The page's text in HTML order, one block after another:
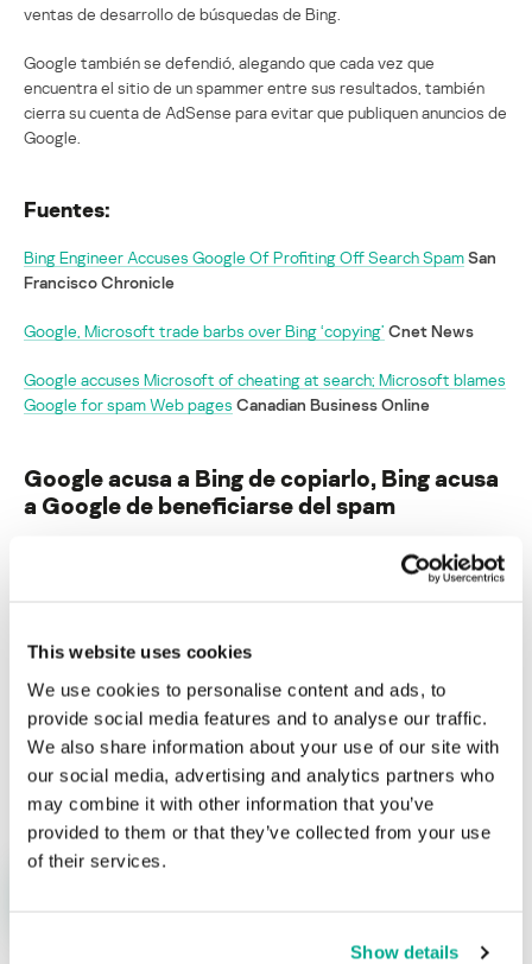
This website uses cookies
We use cookies to personalise content and ads, to
provide social media features and to analyse our traffic.
We also share information about your use of our site with
our social media, advertising and analytics partners who
may combine it with other information that you’ve
provided to them or that they’ve collected from your use
of their services.
Show details
ventas de desarrollo de búsquedas de Bing.
Google también se defendió, alegando que cada vez que
encuentra el sitio de un spammer entre sus resultados, también
cierra su cuenta de AdSense para evitar que publiquen anuncios de
Google.
Fuentes:
Bing Engineer Accuses Google Of Profiting Off Search SpamSan
Francisco Chronicle
Google, Microsoft trade barbs over Bing ‘copying’ Cnet News
Google accuses Microsoft of cheating at search; Microsoft blames
Google for spam Web pages Canadian Business Online
Google acusa a Bing de copiarlo, Bing acusa
a Google de beneficiarse del spam
Su dirección de correo electrónico no será publicada. Los
Correo electrónico